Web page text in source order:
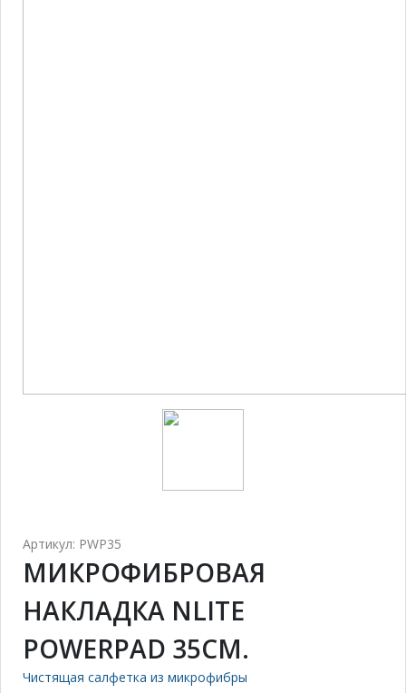
Артикул: PWP35
МИКРОФИБРОВАЯ
НАКЛАДКА NLITE
POWERPAD 35СМ.
Чистящая салфетка из микрофибры